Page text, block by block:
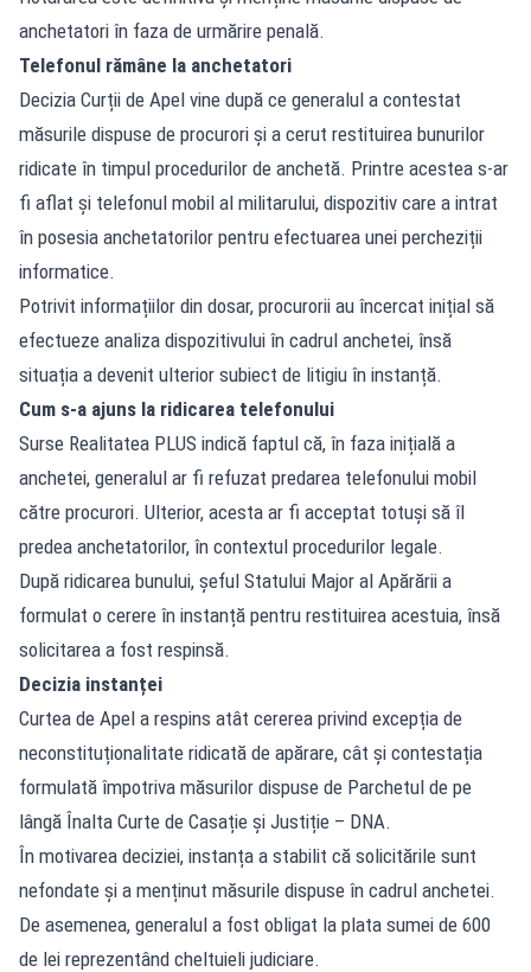
anchetatori în faza de urmărire penală.
Telefonul rămâne la anchetatori
Decizia Curții de Apel vine după ce generalul a contestat
măsurile dispuse de procurori și a cerut restituirea bunurilor
ridicate în timpul procedurilor de anchetă. Printre acestea s-ar
fi aflat și telefonul mobil al militarului, dispozitiv care a intrat
în posesia anchetatorilor pentru efectuarea unei percheziții
informatice.
Potrivit informațiilor din dosar, procurorii au încercat inițial să
efectueze analiza dispozitivului în cadrul anchetei, însă
situația a devenit ulterior subiect de litigiu în instanță.
Cum s-a ajuns la ridicarea telefonului
Surse Realitatea PLUS indică faptul că, în faza inițială a
anchetei, generalul ar fi refuzat predarea telefonului mobil
către procurori. Ulterior, acesta ar fi acceptat totuși să îl
predea anchetatorilor, în contextul procedurilor legale.
După ridicarea bunului, șeful Statului Major al Apărării a
formulat o cerere în instanță pentru restituirea acestuia, însă
solicitarea a fost respinsă.
Decizia instanței
Curtea de Apel a respins atât cererea privind excepția de
neconstituționalitate ridicată de apărare, cât și contestația
formulată împotriva măsurilor dispuse de Parchetul de pe
lângă Înalta Curte de Casație și Justiție – DNA.
În motivarea deciziei, instanța a stabilit că solicitările sunt
nefondate și a menținut măsurile dispuse în cadrul anchetei.
De asemenea, generalul a fost obligat la plata sumei de 600
de lei reprezentând cheltuieli judiciare.